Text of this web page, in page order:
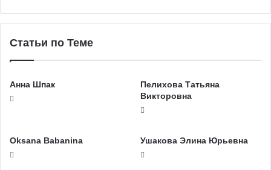
Статьи по Теме
Анна Шпак
Пелихова Татьяна
Викторовна
Oksana Babanina Ушакова Элина Юрьевна